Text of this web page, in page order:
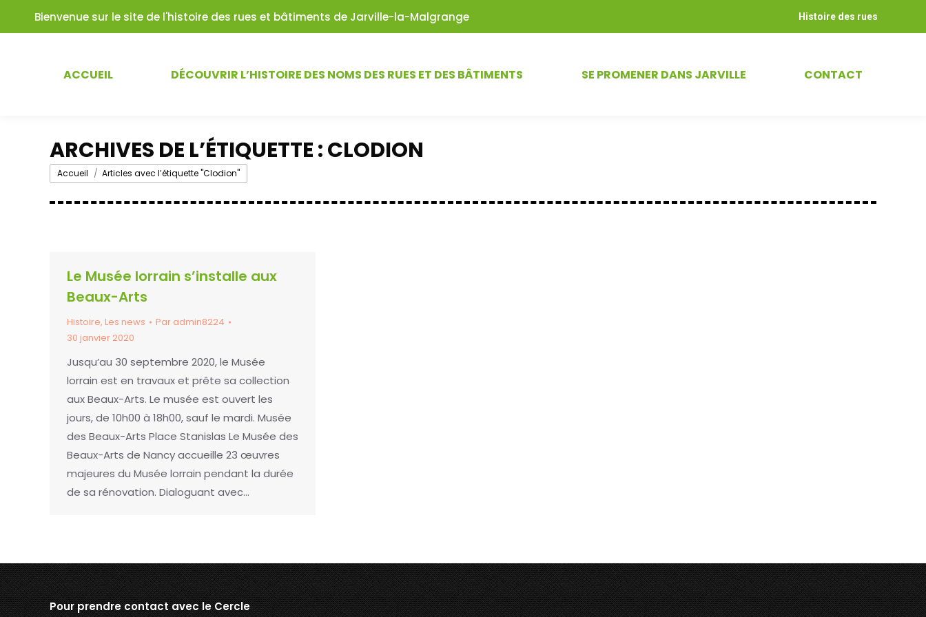
Bienvenue sur le site de l'histoire des rues et bâtiments de Jarville-la-Malgrange Histoire des rues
ACCUEIL DÉCOUVRIR L’HISTOIRE DES NOMS DES RUES ET DES BÂTIMENTS SE PROMENER DANS JARVILLE CONTACT
ARCHIVES DE L’ÉTIQUETTE :CLODION
Vous êtes ici :
Accueil Articles avec l’étiquette "Clodion"
Le Musée lorrain s’installe aux
Beaux-Arts
Histoire, Les news Par admin8224
30 janvier 2020
Jusqu’au 30 septembre 2020, le Musée
lorrain est en travaux et prête sa collection
aux Beaux-Arts. Le musée est ouvert les
jours, de 10h00 à 18h00, sauf le mardi. Musée
des Beaux-Arts Place Stanislas Le Musée des
Beaux-Arts de Nancy accueille 23 œuvres
majeures du Musée lorrain pendant la durée
de sa rénovation. Dialoguant avec…
Pour prendre contact avec le Cercle